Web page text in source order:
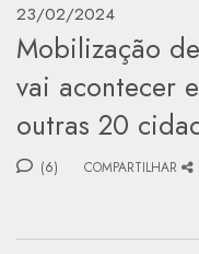
23/02/2024
Mobilização
vai acontecer
outras 20
(6) COMPARTILHAR